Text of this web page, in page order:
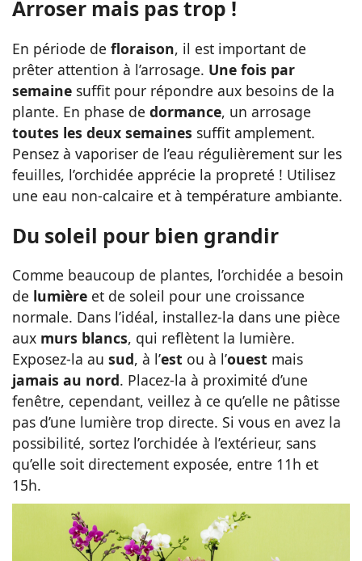
Arroser mais pas trop !
En période de floraison, il est important de
prêter attention à l’arrosage. Une fois par
semaine suffit pour répondre aux besoins de la
plante. En phase de dormance, un arrosage
toutes les deux semaines suffit amplement.
Pensez à vaporiser de l’eau régulièrement sur les
feuilles, l’orchidée apprécie la propreté ! Utilisez
une eau non-calcaire et à température ambiante.
Du soleil pour bien grandir
Comme beaucoup de plantes, l’orchidée a besoin
de lumière et de soleil pour une croissance
normale. Dans l’idéal, installez-la dans une pièce
aux murs blancs, qui reflètent la lumière.
Exposez-la au sud, à l’est ou à l’ouest mais
jamais au nord. Placez-la à proximité d’une
fenêtre, cependant, veillez à ce qu’elle ne pâtisse
pas d’une lumière trop directe. Si vous en avez la
possibilité, sortez l’orchidée à l’extérieur, sans
qu’elle soit directement exposée, entre 11h et
15h.